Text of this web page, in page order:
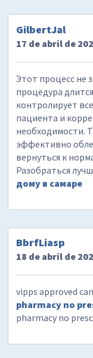
GilbertJal
17 de abril de
Этот процесс не
процедура
контролирует
пациента и
необходимости.
эффективно
вернуться к
Разобраться
дому в самаре
BbrfLiasp
18 de abril de
vipps approved
pharmacy no
pharmacy no